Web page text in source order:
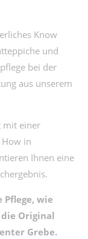
Know
und
bei der
aus unserem
mit einer
in
Ihnen eine
Pflege, wie
Original
Grebe.